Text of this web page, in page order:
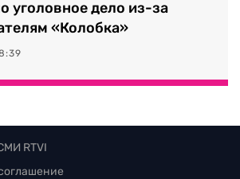
уголовное дело из-за
«Колобка»
RTVI